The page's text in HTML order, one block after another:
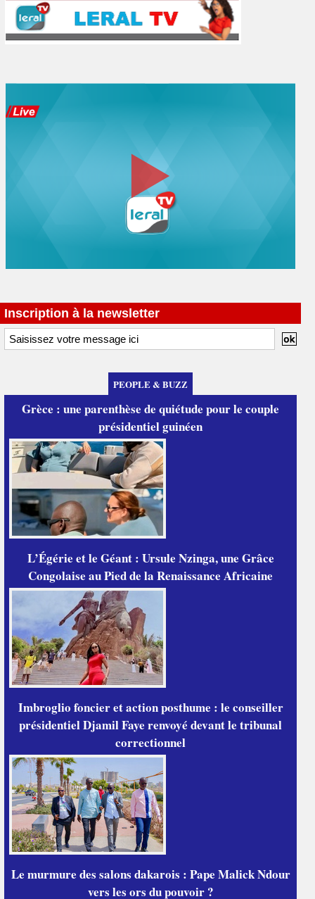
Inscription à la newsletter
PEOPLE & BUZZ
Grèce : une parenthèse de quiétude pour le couple
présidentiel guinéen
L’Égérie et le Géant : Ursule Nzinga, une Grâce
Congolaise au Pied de la Renaissance Africaine
Imbroglio foncier et action posthume : le conseiller
présidentiel Djamil Faye renvoyé devant le tribunal
correctionnel
Le murmure des salons dakarois : Pape Malick Ndour
vers les ors du pouvoir ?